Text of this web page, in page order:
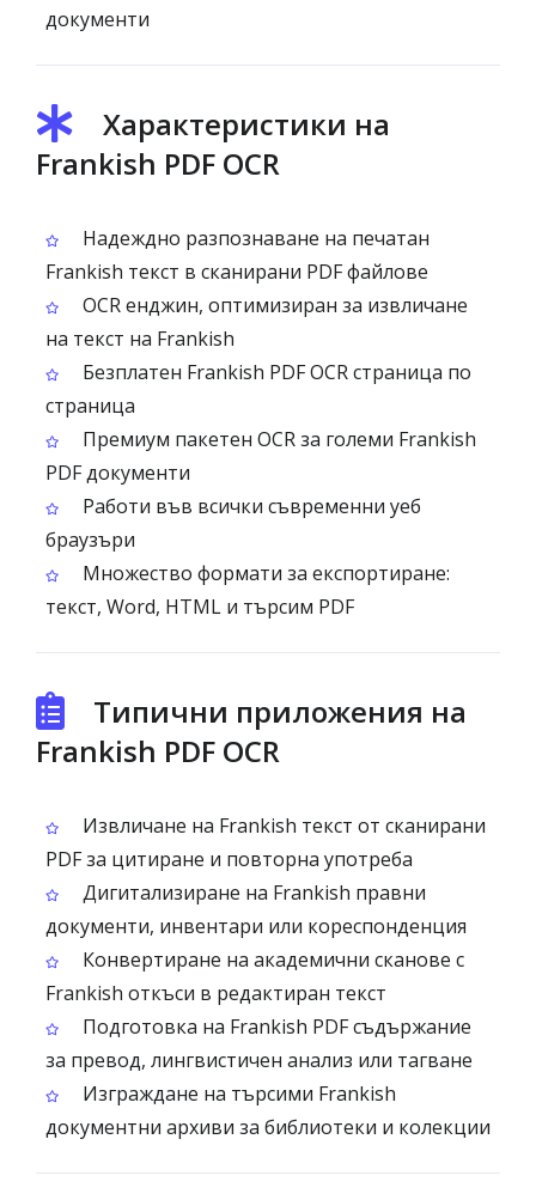
документи
Характеристики на
Frankish PDF OCR
Надеждно разпознаване на печатан
Frankish текст в сканирани PDF файлове
OCR енджин, оптимизиран за извличане
на текст на Frankish
Безплатен Frankish PDF OCR страница по
страница
Премиум пакетен OCR за големи Frankish
PDF документи
Работи във всички съвременни уеб
браузъри
Множество формати за експортиране:
текст, Word, HTML и търсим PDF
Типични приложения на
Frankish PDF OCR
Извличане на Frankish текст от сканирани
PDF за цитиране и повторна употреба
Дигитализиране на Frankish правни
документи, инвентари или кореспонденция
Конвертиране на академични сканове с
Frankish откъси в редактиран текст
Подготовка на Frankish PDF съдържание
за превод, лингвистичен анализ или тагване
Изграждане на търсими Frankish
документни архиви за библиотеки и колекции